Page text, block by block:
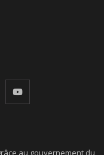
au gouvernement du